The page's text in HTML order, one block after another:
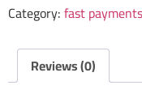
Category:fast payments
Reviews (0)